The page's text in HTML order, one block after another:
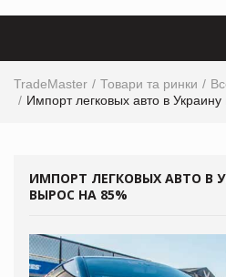
TradeMaster Товари та ринки
Импорт легковых авто в
ИМПОРТ ЛЕГКОВЫХ АВТО В
ВЫРОС НА 85%